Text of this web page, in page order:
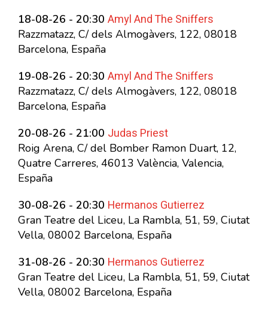
18-08-26 - 20:30 Amyl And The Sniffers
Razzmatazz, C/ dels Almogàvers, 122, 08018
Barcelona, España
19-08-26 - 20:30 Amyl And The Sniffers
Razzmatazz, C/ dels Almogàvers, 122, 08018
Barcelona, España
20-08-26 - 21:00 Judas Priest
Roig Arena, C/ del Bomber Ramon Duart, 12,
Quatre Carreres, 46013 València, Valencia,
España
30-08-26 - 20:30 Hermanos Gutierrez
Gran Teatre del Liceu, La Rambla, 51, 59, Ciutat
Vella, 08002 Barcelona, España
31-08-26 - 20:30 Hermanos Gutierrez
Gran Teatre del Liceu, La Rambla, 51, 59, Ciutat
Vella, 08002 Barcelona, España